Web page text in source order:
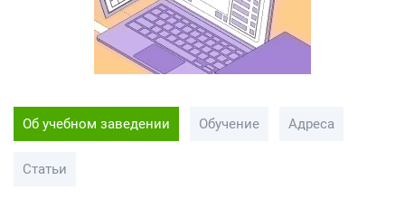
Об учебном заведении Обучение Адреса
Статьи